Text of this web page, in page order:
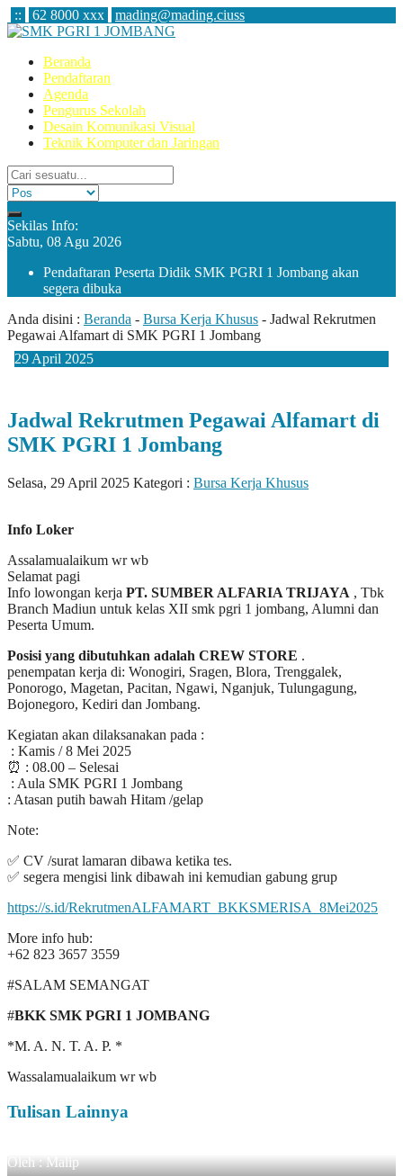
:: 62 8000 xxx mading@mading.ciuss
Beranda
Pendaftaran
Agenda
Pengurus Sekolah
Desain Komunikasi Visual
Teknik Komputer dan Jaringan
Sekilas Info:
Sabtu, 08 Agu 2026
Pendaftaran Peserta Didik SMK PGRI 1 Jombang akan
segera dibuka
Anda disini : Beranda - Bursa Kerja Khusus - Jadwal Rekrutmen
Pegawai Alfamart di SMK PGRI 1 Jombang
29 April 2025
Jadwal Rekrutmen Pegawai Alfamart di
SMK PGRI 1 Jombang
Selasa, 29 April 2025 Kategori : Bursa Kerja Khusus
Info Loker
Assalamualaikum wr wb
Selamat pagi
Info lowongan kerja PT. SUMBER ALFARIA TRIJAYA , Tbk
Branch Madiun untuk kelas XII smk pgri 1 jombang, Alumni dan
Peserta Umum.
Posisi yang dibutuhkan adalah CREW STORE .
penempatan kerja di: Wonogiri, Sragen, Blora, Trenggalek,
Ponorogo, Magetan, Pacitan, Ngawi, Nganjuk, Tulungagung,
Bojonegoro, Kediri dan Jombang.
Kegiatan akan dilaksanakan pada :
️ : Kamis / 8 Mei 2025
⏰ : 08.00 – Selesai
️ : Aula SMK PGRI 1 Jombang
: Atasan putih bawah Hitam /gelap
Note:
✅ CV /surat lamaran dibawa ketika tes.
✅ segera mengisi link dibawah ini kemudian gabung grup
https://s.id/RekrutmenALFAMART_BKKSMERISA_8Mei2025
More info hub:
+62 823 3657 3559
#SALAM SEMANGAT
#BKK SMK PGRI 1 JOMBANG
*M. A. N. T. A. P. *
Wassalamualaikum wr wb
Tulisan Lainnya
Oleh : Malip